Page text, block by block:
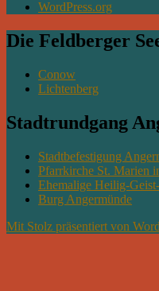
WordPress.org
Die Feldberger
Conow
Lichtenberg
Stadtrundgang
Stadtbefestigung
Pfarrkirche St. Marien
Ehemalige Heilig-
Burg Angermünde
Mit Stolz präsentiert von